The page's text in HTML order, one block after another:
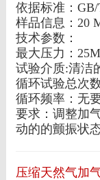
依据标准：
样品信息：20
技术参数：
最大压力：
试验介质:清洁
循环试验总次
循环频率：无
要求：调整加
动的的颤振状
压缩天然气加